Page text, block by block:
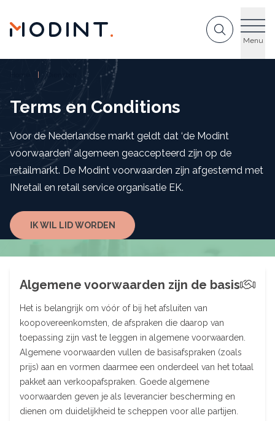
Menu
Diensten
Terms en Conditions
Voor de Nederlandse markt geldt dat ‘de Modint
voorwaarden’ algemeen geaccepteerd zijn op de
retailmarkt. De Modint voorwaarden zijn afgestemd met
INretail en retail service organisatie EK.
IK WIL LID WORDEN
Algemene voorwaarden zijn de basis
Het is belangrijk om vóór of bij het afsluiten van
koopovereenkomsten, de afspraken die daarop van
toepassing zijn vast te leggen in algemene voorwaarden.
Algemene voorwaarden vullen de basisafspraken (zoals
prijs) aan en vormen daarmee een onderdeel van het totaal
pakket aan verkoopafspraken. Goede algemene
voorwaarden geven je als leverancier bescherming en
dienen om duidelijkheid te scheppen voor alle partijen.